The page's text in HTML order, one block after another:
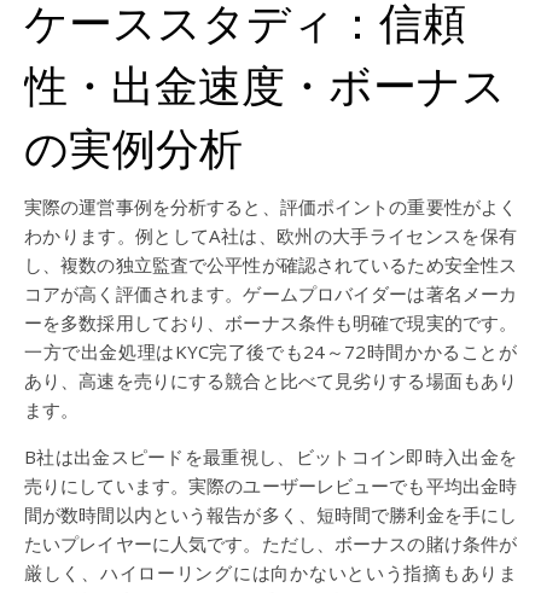
ケーススタディ：信頼
性・出金速度・ボーナス
の実例分析
実際の運営事例を分析すると、評価ポイントの重要性がよく
わかります。例としてA社は、欧州の大手ライセンスを保有
し、複数の独立監査で公平性が確認されているため安全性ス
コアが高く評価されます。ゲームプロバイダーは著名メーカ
ーを多数採用しており、ボーナス条件も明確で現実的です。
一方で出金処理はKYC完了後でも24～72時間かかることが
あり、高速を売りにする競合と比べて見劣りする場面もあり
ます。
B社は出金スピードを最重視し、ビットコイン即時入出金を
売りにしています。実際のユーザーレビューでも平均出金時
間が数時間以内という報告が多く、短時間で勝利金を手にし
たいプレイヤーに人気です。ただし、ボーナスの賭け条件が
厳しく、ハイローリングには向かないという指摘もありま